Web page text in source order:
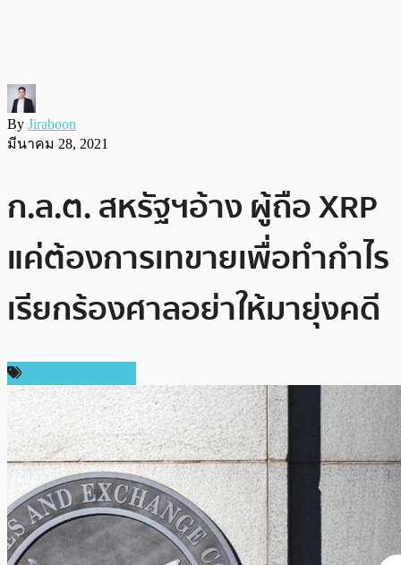
By Jiraboon
มีนาคม 28, 2021
ก.ล.ต. สหรัฐฯอ้าง ผู้ถือ XRP
แค่ต้องการเทขายเพื่อทำกำไร
เรียกร้องศาลอย่าให้มายุ่งคดี